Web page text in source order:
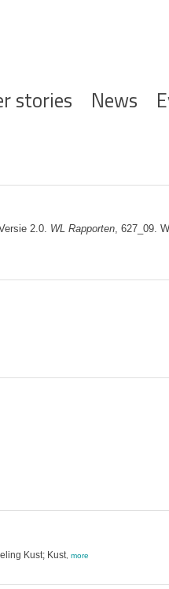
stories News
2.0. WL Rapporten, 627_09.
Kust; Kust, more